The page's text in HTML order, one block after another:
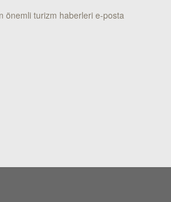
önemli turizm haberleri e-posta